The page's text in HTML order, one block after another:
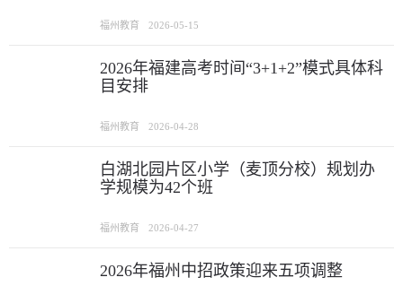
福州教育 2026-05-15
2026年福建高考时间“3+1+2”模式具体科
目安排
福州教育 2026-04-28
白湖北园片区小学（麦顶分校）规划办
学规模为42个班
福州教育 2026-04-27
2026年福州中招政策迎来五项调整